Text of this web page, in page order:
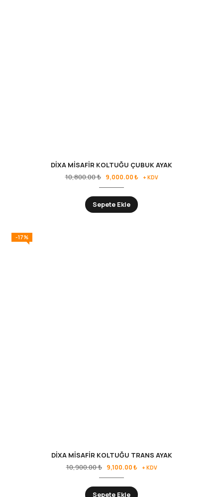
DİXA MİSAFİR KOLTUĞU ÇUBUK AYAK
10,800.00₺ 9,000.00₺ + KDV
Sepete Ekle
-17%
DİXA MİSAFİR KOLTUĞU TRANS AYAK
10,900.00₺ 9,100.00₺ + KDV
Sepete Ekle